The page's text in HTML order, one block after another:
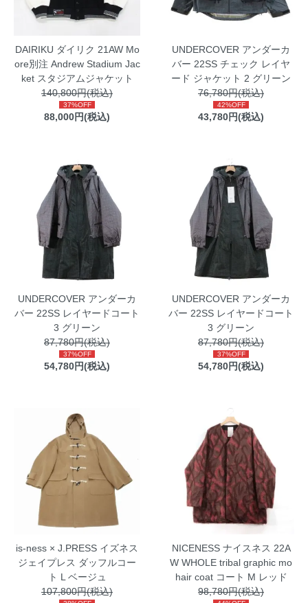
DAIRIKU ダイリク 21AW Mo
ore別注 Andrew Stadium Jac
ket スタジアムジャケット
140,800円(税込)
37%OFF
88,000円(税込)
UNDERCOVER アンダーカ
バー 22SS チェック レイヤ
ード ジャケット 2 グリーン
76,780円(税込)
42%OFF
43,780円(税込)
UNDERCOVER アンダーカ
バー 22SS レイヤードコート
3 グリーン
87,780円(税込)
37%OFF
54,780円(税込)
UNDERCOVER アンダーカ
バー 22SS レイヤードコート
3 グリーン
87,780円(税込)
37%OFF
54,780円(税込)
is-ness × J.PRESS イズネス
ジェイプレス ダッフルコー
ト L ベージュ
107,800円(税込)
NICENESS ナイスネス 22A
W WHOLE tribal graphic mo
hair coat コート M レッド
98,780円(税込)